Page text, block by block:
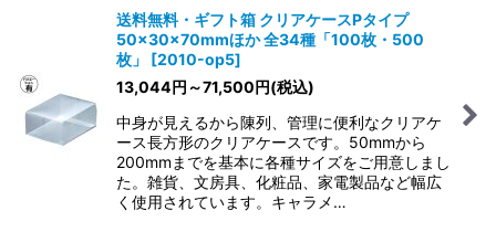
送料無料・ギフト箱 クリアケースPタイプ
50×30×70mmほか 全34種「100枚・500
枚」
[2010-op5]
13,044円 ～71,500円(税込)
中身が見えるから陳列、管理に便利なクリアケ
ース長方形のクリアケースです。50mmから
200mmまでを基本に各種サイズをご用意しまし
た。雑貨、文房具、化粧品、家電製品など幅広
く使用されています。キャラメ…